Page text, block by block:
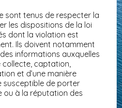
sont tenus de respecter la
les dispositions de la loi
dont la violation est
Ils doivent notamment
informations auxquelles
captation,
et d’une manière
susceptible de porter
ou à la réputation des